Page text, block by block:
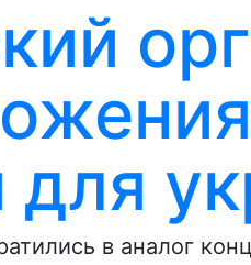
для
в аналог